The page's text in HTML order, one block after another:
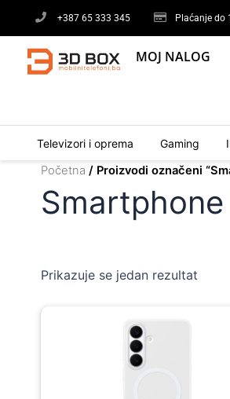
content
+387 65 333 345 Plaćanje do
MOJ NALOG
Televizori i oprema Gaming
Početna / Proizvodi označeni
Prikazuje se jedan rezultat